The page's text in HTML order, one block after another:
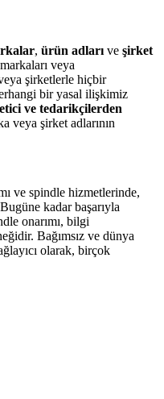
, ürün adları ve şirket
veya
şirketlerle hiçbir
bir yasal ilişkimiz
ve tedarikçilerden
veya şirket adlarının
ve spindle hizmetlerinde,
kadar başarıyla
onarımı, bilgi
Bağımsız ve dünya
olarak, birçok